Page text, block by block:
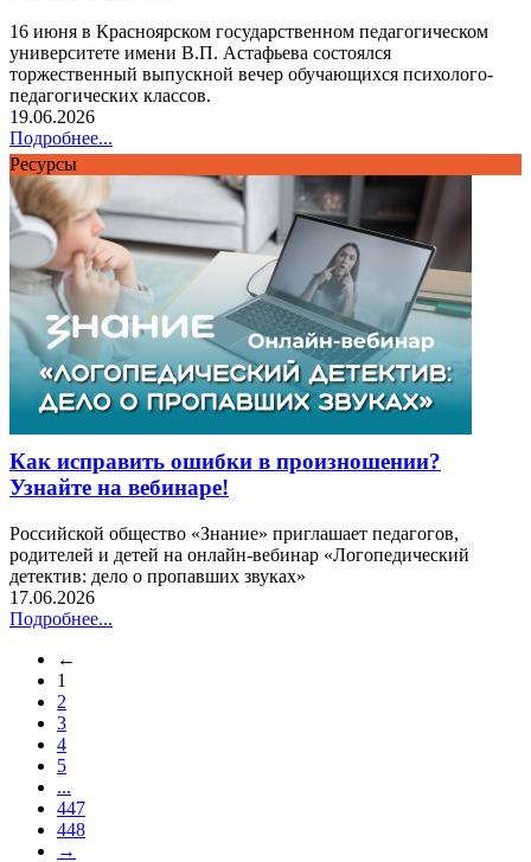
16 июня в Красноярском государственном педагогическом
университете имени В.П. Астафьева состоялся
торжественный выпускной вечер обучающихся психолого-
педагогических классов.
19.06.2026
Подробнее...
Ресурсы
Как исправить ошибки в произношении?
Узнайте на вебинаре!
Российской общество «Знание» приглашает педагогов,
родителей и детей на онлайн-вебинар «Логопедический
детектив: дело о пропавших звуках»
17.06.2026
Подробнее...
←
1
2
3
4
5
...
447
448
→